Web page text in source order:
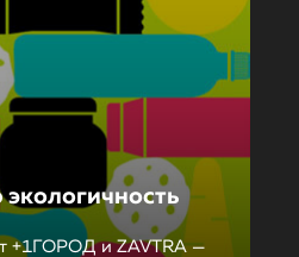
+1ГОРОД и ZAVTRA —